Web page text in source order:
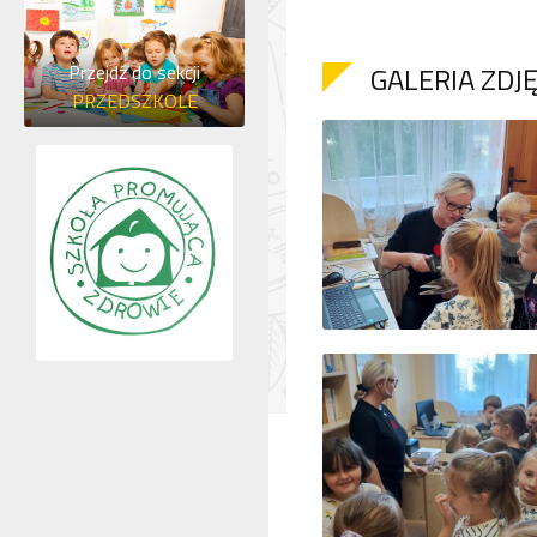
GALERIA
Przejdź do sekcji
PRZEDSZKOLE